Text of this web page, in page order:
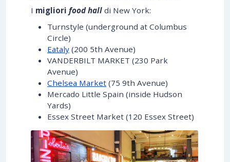
I migliori food hall di New York:
Turnstyle (underground at Columbus
Circle)
Eataly (200 5th Avenue)
VANDERBILT MARKET (230 Park
Avenue)
Chelsea Market (75 9th Avenue)
Mercado Little Spain (inside Hudson
Yards)
Essex Street Market (120 Essex Street)